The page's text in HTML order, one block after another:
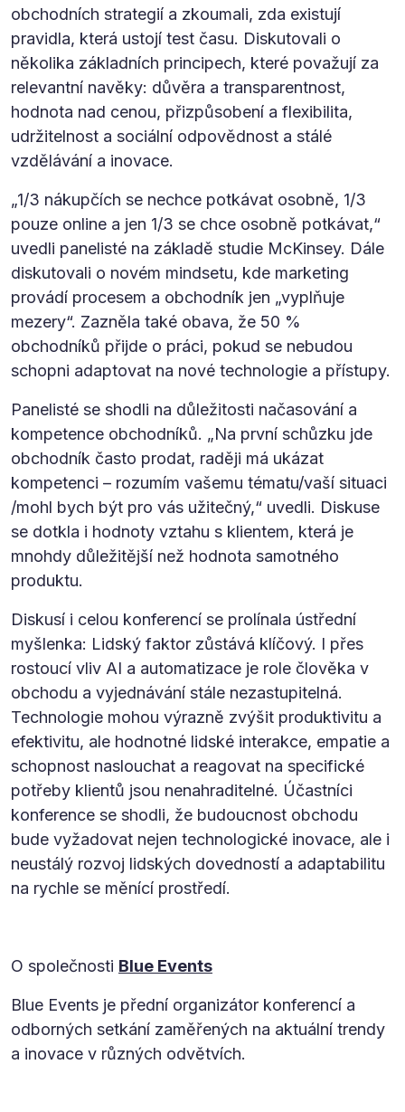
obchodních strategií a zkoumali, zda existují
pravidla, která ustojí test času. Diskutovali o
několika základních principech, které považují za
relevantní navěky: důvěra a transparentnost,
hodnota nad cenou, přizpůsobení a flexibilita,
udržitelnost a sociální odpovědnost a stálé
vzdělávání a inovace.
„1/3 nákupčích se nechce potkávat osobně, 1/3
pouze online a jen 1/3 se chce osobně potkávat,“
uvedli panelisté na základě studie McKinsey. Dále
diskutovali o novém mindsetu, kde marketing
provádí procesem a obchodník jen „vyplňuje
mezery“. Zazněla také obava, že 50 %
obchodníků přijde o práci, pokud se nebudou
schopni adaptovat na nové technologie a přístupy.
Panelisté se shodli na důležitosti načasování a
kompetence obchodníků. „Na první schůzku jde
obchodník často prodat, raději má ukázat
kompetenci – rozumím vašemu tématu/vaší situaci
/mohl bych být pro vás užitečný,“ uvedli. Diskuse
se dotkla i hodnoty vztahu s klientem, která je
mnohdy důležitější než hodnota samotného
produktu.
Diskusí i celou konferencí se prolínala ústřední
myšlenka: Lidský faktor zůstává klíčový. I přes
rostoucí vliv AI a automatizace je role člověka v
obchodu a vyjednávání stále nezastupitelná.
Technologie mohou výrazně zvýšit produktivitu a
efektivitu, ale hodnotné lidské interakce, empatie a
schopnost naslouchat a reagovat na specifické
potřeby klientů jsou nenahraditelné. Účastníci
konference se shodli, že budoucnost obchodu
bude vyžadovat nejen technologické inovace, ale i
neustálý rozvoj lidských dovedností a adaptabilitu
na rychle se měnící prostředí.
O společnosti Blue Events
Blue Events je přední organizátor konferencí a
odborných setkání zaměřených na aktuální trendy
a inovace v různých odvětvích.